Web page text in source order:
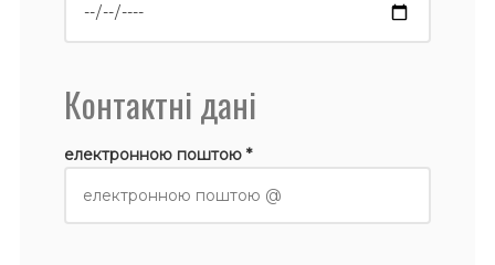
Контактні дані
електронною поштою *